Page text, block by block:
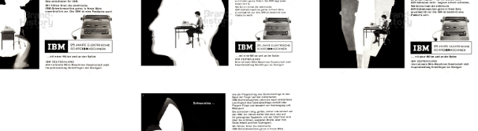
IBM
Bild-ID: 43046
IBM
BUSINESS MACHINES
CORPORATION
Bild-ID: 43052
IBM
Bild-ID: 43060